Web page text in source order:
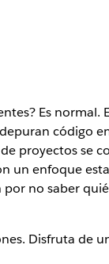
Es
código
proyectos
un enfoque
no saber
Disfruta de